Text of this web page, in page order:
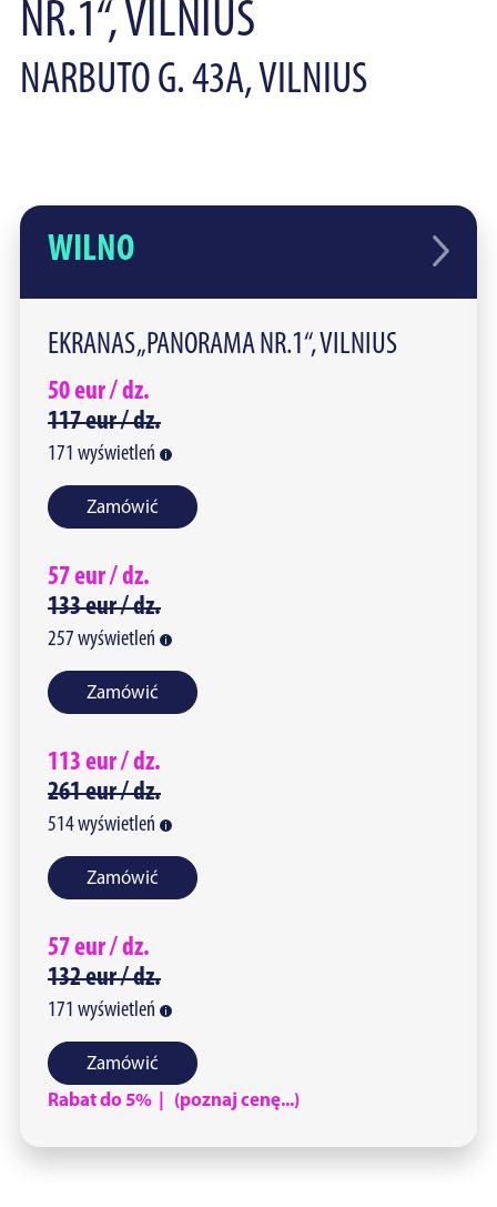
WILNO
EKRANAS „PANORAMA NR.1“, VILNIUS
50eur /dz.
117eur /dz.
171 wyświetleń
Zamówić
57eur /dz.
133eur /dz.
257 wyświetleń
Zamówić
113 eur /dz.
261eur /dz.
514wyświetleń
Zamówić
57eur /dz.
132eur /dz.
171 wyświetleń
Zamówić
Rabat do 5% | (poznaj cenę...)
NR.1“, VILNIUS
NARBUTO G. 43A, VILNIUS